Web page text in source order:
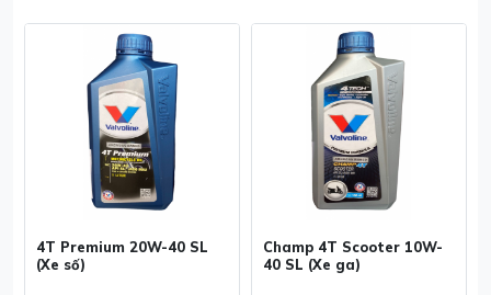
4T Premium 20W-40 SL
(Xe số)
Champ 4T Scooter 10W-
40 SL (Xe ga)